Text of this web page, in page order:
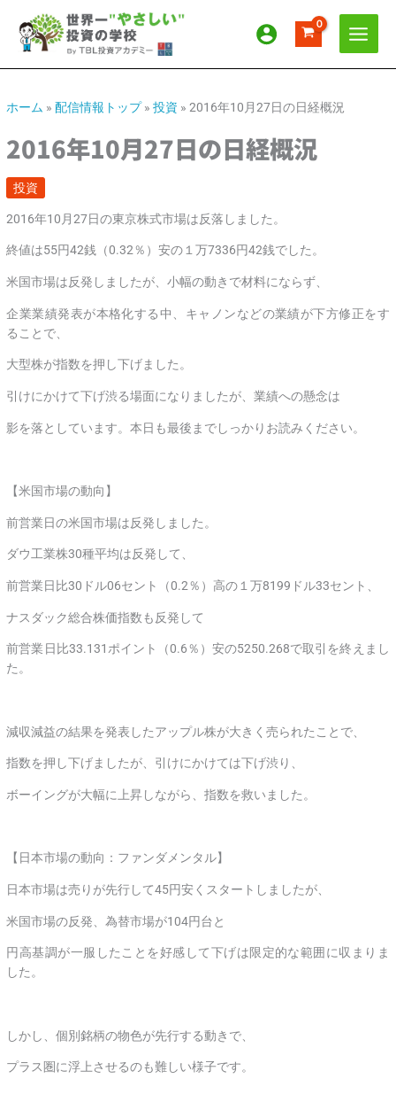
ス
ッホーム »配信情報トップ»投資 »2016年10月27日の日経概況
2016年10月27日の日経概況
投資
2016年10月27日の東京株式市場は反落しました。
終値は55円42銭（0.32％）安の１万7336円42銭でした。
米国市場は反発しましたが、小幅の動きで材料にならず、
企業業績発表が本格化する中、キャノンなどの業績が下方修正をす
ることで、
大型株が指数を押し下げました。
引けにかけて下げ渋る場面になりましたが、業績への懸念は
影を落としています。本日も最後までしっかりお読みください。
【米国市場の動向】
前営業日の米国市場は反発しました。
ダウ工業株30種平均は反発して、
前営業日比30ドル06セント（0.2％）高の１万8199ドル33セント、
ナスダック総合株価指数も反発して
前営業日比33.131ポイント（0.6％）安の5250.268で取引を終えまし
た。
減収減益の結果を発表したアップル株が大きく売られたことで、
指数を押し下げましたが、引けにかけては下げ渋り、
ボーイングが大幅に上昇しながら、指数を救いました。
【日本市場の動向：ファンダメンタル】
日本市場は売りが先行して45円安くスタートしましたが、
米国市場の反発、為替市場が104円台と
円高基調が一服したことを好感して下げは限定的な範囲に収まりま
した。
しかし、個別銘柄の物色が先行する動きで、
プラス圏に浮上させるのも難しい様子です。
ー
ブ
テ
ー